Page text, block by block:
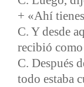
+ «Ahí
C. Y desde
recibió
C. Después
todo estaba